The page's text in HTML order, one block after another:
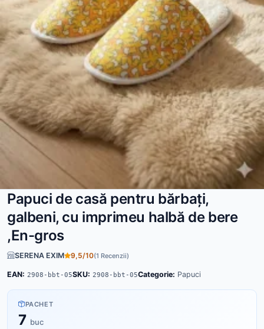
Papuci de casă pentru bărbați,
galbeni, cu imprimeu halbă de bere
,En-gros
SERENA EXIM 9,5/10(1 Recenzii)
EAN: 2908-bbt-05SKU: 2908-bbt-05Categorie: Papuci
PACHET
7 buc